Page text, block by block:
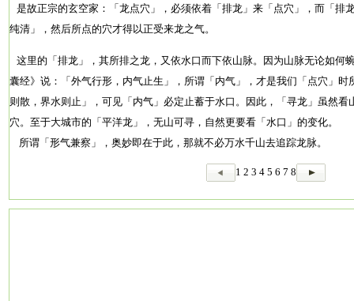
是故正宗的玄空家：「龙点穴」，必须依着「排龙」来「点穴」，而「排
纯清」，然后所点的穴才得以正受来龙之气。
这里的「排龙」，其所排之龙，又依水口而下依山脉。因为山脉无论如何
囊经》说：「外气行形，内气止生」，所谓「内气」，才是我们「点穴」
则散，界水则止」，可见「内气」必定止蓄于水口。因此，「寻龙」虽然
穴。至于大城市的「平洋龙」，无山可寻，自然更要看「水口」的变化。
所谓「形气兼察」，奥妙即在于此，那就不必万水千山去追踪龙脉。
1 2 3 4 5 6 7 8